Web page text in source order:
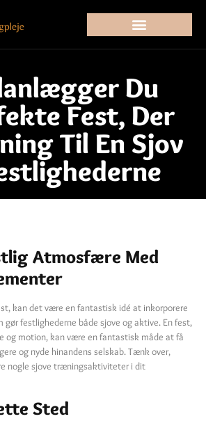
Du
Fest, Der
Til En Sjov
Atmosfære Med
kan det være en fantastisk idé at inkorporere
festlighederne både sjove og aktive. En fest,
og motion, kan være en fantastisk måde at få
og nyde hinandens selskab. Tænk over,
nogle sjove træningsaktiviteter i dit
Sted